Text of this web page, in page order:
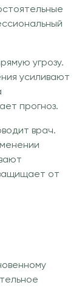
угрозу.
усиливают
прогноз.
врач.
от